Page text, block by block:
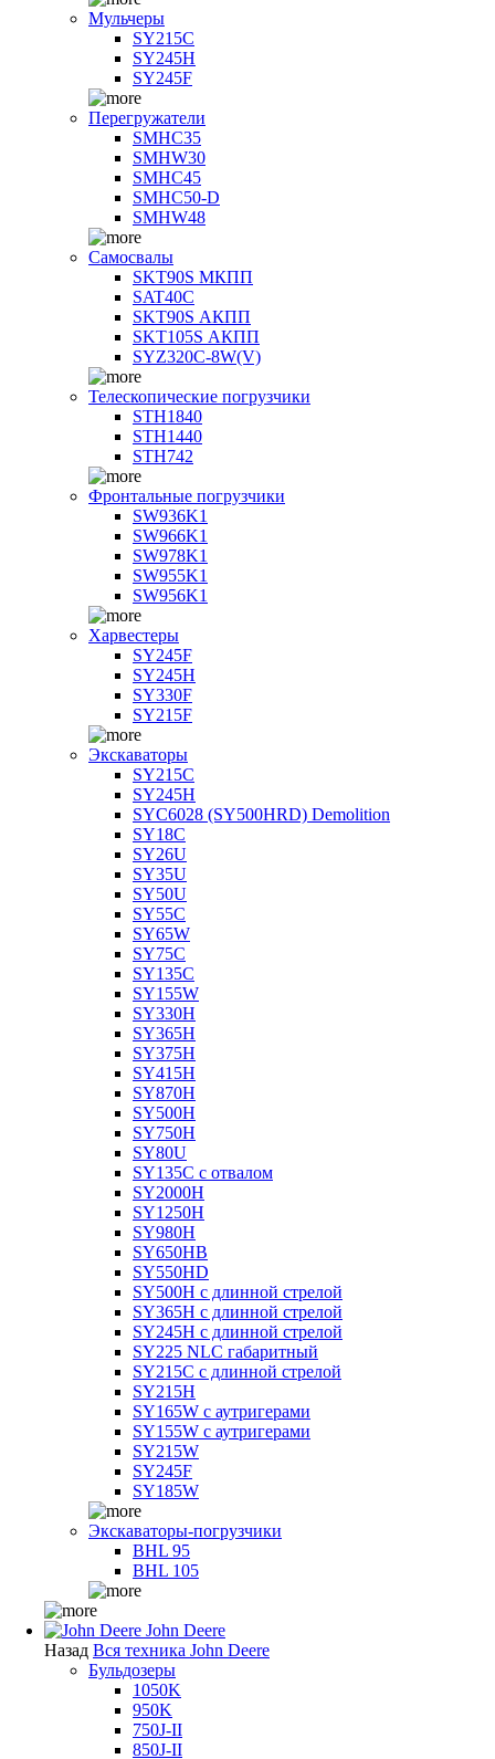
Мульчеры
SY215C
SY245H
SY245F
Перегружатели
SMHC35
SMHW30
SMHC45
SMHC50-D
SMHW48
Самосвалы
SKT90S МКПП
SAT40C
SKT90S АКПП
SKT105S АКПП
SYZ320C-8W(V)
Телескопические погрузчики
STH1840
STH1440
STH742
Фронтальные погрузчики
SW936K1
SW966K1
SW978K1
SW955K1
SW956K1
Харвестеры
SY245F
SY245H
SY330F
SY215F
Экскаваторы
SY215C
SY245H
SYC6028 (SY500HRD) Demolition
SY18C
SY26U
SY35U
SY50U
SY55C
SY65W
SY75C
SY135C
SY155W
SY330H
SY365H
SY375H
SY415H
SY870H
SY500H
SY750H
SY80U
SY135C с отвалом
SY2000H
SY1250H
SY980H
SY650HB
SY550HD
SY500H с длинной стрелой
SY365H с длинной стрелой
SY245H с длинной стрелой
SY225 NLC габаритный
SY215C с длинной стрелой
SY215H
SY165W с аутригерами
SY155W с аутригерами
SY215W
SY245F
SY185W
Экскаваторы-погрузчики
BHL 95
BHL 105
John Deere
Назад Вся техника John Deere
Бульдозеры
1050K
950K
750J-II
850J-II